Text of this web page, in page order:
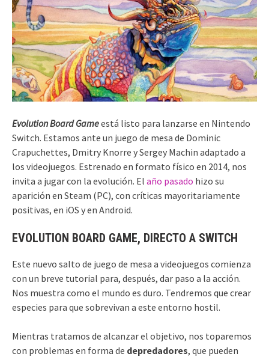
Evolution Board Gameestá listo para lanzarse en Nintendo
Switch. Estamos ante un juego de mesa de Dominic
Crapuchettes, Dmitry Knorre y Sergey Machin adaptado a
los videojuegos. Estrenado en formato físico en 2014, nos
invita a jugar con la evolución. El año pasado hizo su
aparición en Steam (PC), con críticas mayoritariamente
positivas, en iOS y en Android.
EVOLUTION BOARD GAME, DIRECTO A SWITCH
Este nuevo salto de juego de mesa a videojuegos comienza
con un breve tutorial para, después, dar paso a la acción.
Nos muestra como el mundo es duro. Tendremos que crear
especies para que sobrevivan a este entorno hostil.
Mientras tratamos de alcanzar el objetivo, nos toparemos
con problemas en forma de depredadores, que pueden